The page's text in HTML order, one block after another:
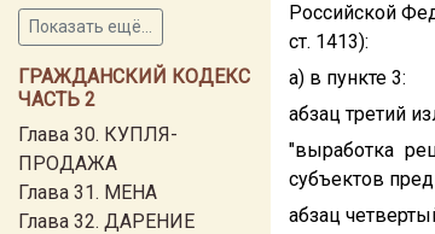
Показать ещё...
ГРАЖДАНСКИЙ КОДЕКС
ЧАСТЬ 2
Глава 30. КУПЛЯ-
ПРОДАЖА
Глава 31. МЕНА
Глава 32. ДАРЕНИЕ
Российской
ст. 1413):
а) в пункте 3:
абзац третий
"выработка
субъектов
абзац